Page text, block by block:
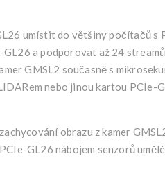
umístit do většiny počítačů s
a podporovat až 24 streamů
GMSL2 současně s
nebo jinou kartou PCIe-
obrazu z kamer
GL26 nábojem senzorů